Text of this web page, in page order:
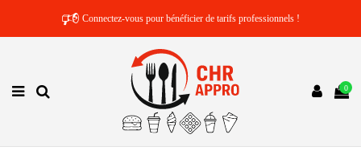
🕫 Connectez-vous pour bénéficier de tarifs professionnels !
0